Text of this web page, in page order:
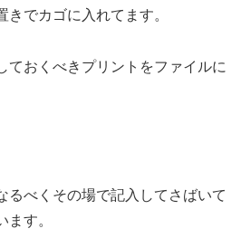
でカゴに入れてます。
ておくべきプリントをファイルに
るべくその場で記入してさばいて
す。